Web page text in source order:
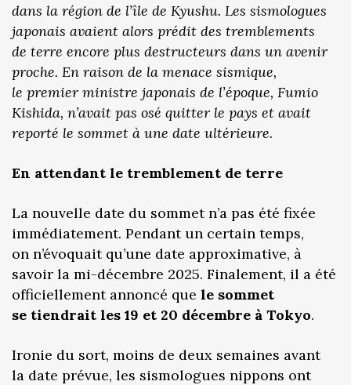
dans la région de l’île de Kyushu. Les sismologues
japonais avaient alors prédit des tremblements
de terre encore plus destructeurs dans un avenir
proche. En raison de la menace sismique,
le premier ministre japonais de l’époque, Fumio
Kishida, n’avait pas osé quitter le pays et avait
reporté le sommet à une date ultérieure.
En attendant le tremblement de terre
La nouvelle date du sommet n’a pas été fixée
immédiatement. Pendant un certain temps,
on n’évoquait qu’une date approximative, à
savoir la mi-décembre 2025. Finalement, il a été
officiellement annoncé que le sommet
se tiendrait les 19 et 20 décembre à Tokyo.
Ironie du sort, moins de deux semaines avant
la date prévue, les sismologues nippons ont